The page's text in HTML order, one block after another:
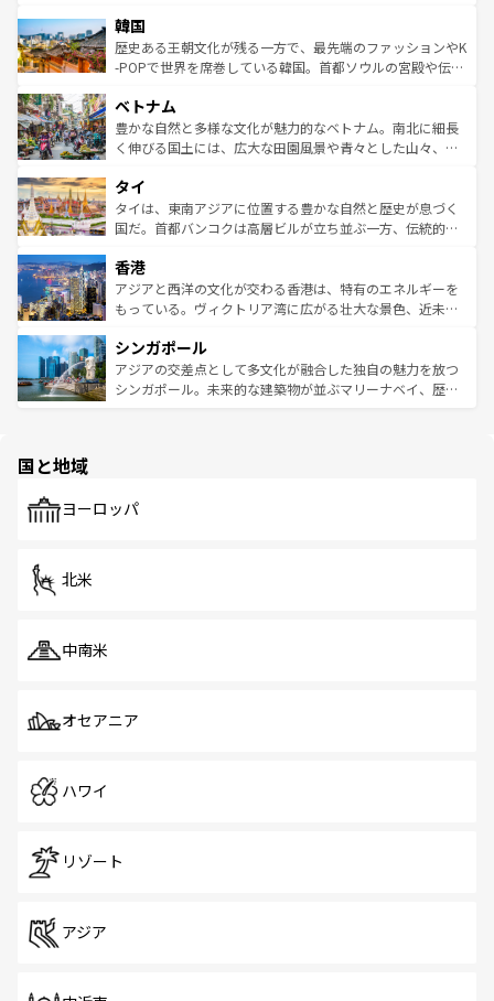
ワイを、存分に味わってほしい。 なお、新着のハワイ情報
はコンテンツ一覧を参照してほしい。
いる。アクティビティも充実しており、サーフィンやダイ
ビング、ハイキングなど、アウトドア好きにはたまらな
い。オーストラリアの多彩な魅力を存分に味わいつくそ
参照してほしい。
ン）、静ひつな山岳地帯である台湾東部など、都市の喧騒
と山間の静けさが共存しており、訪れる人に新しい発見と
驚きをもたらしてくれる。また、奥深い台湾の食文化も魅
容にもいいと評判のスイーツなど、バラエティ豊かな料理
が味わえる。 なお、新着の台湾情報は コンテンツ一覧を参
照してほしい。
韓国
歴史ある王朝文化が残る一方で、最先端のファッションやK
-POPで世界を席巻している韓国。首都ソウルの宮殿や伝統
き、地方に足を延ばせば四季折々の自然美を楽しむことが
できる。そして、キムチや焼肉、絶品のストリートフード
まで、さまざまな韓国料理が待っている。夜には、韓国な
リティに包まれながら、韓国の多彩な魅力を心ゆくまで味
わってみてほしい。 なお、新着の韓国情報はコンテンツ一
覧を参照してほしい。
ベトナム
豊かな自然と多様な文化が魅力的なベトナム。南北に細長
く伸びる国土には、広大な田園風景や青々とした山々、世
急速な発展と共に伝統が息づく。ハノイの古い町並みやホ
ーチミン市のフランス統治時代の建物も、独特の雰囲気を
醸し出している。また、バラエティの豊かさとおいしさで
とつ。フォーやバインミー、ベトナムコーヒーなどは、ぜ
ひ現地で味わいたい。どの地域を訪れてもあたたかい人々
が旅行者を迎えてくれるので、きっと忘れられない旅にな
参照してほしい。
タイ
タイは、東南アジアに位置する豊かな自然と歴史が息づく
国だ。首都バンコクは高層ビルが立ち並ぶ一方、伝統的な
の活気が交差している。北部ではチェンマイなどの山岳地
帯で自然と触れ合い、南部ではプーケットやクラビの美し
いビーチでリゾート気分を楽しむことができる。タイ料理
激する。気候は一年中温暖で、どの季節にも異なる楽しみ
が待っている。親しみやすいタイの人々、仏教を中心とし
た文化、そして多様な観光資源が、訪れる旅人を魅了し続
香港
アジアと西洋の文化が交わる香港は、特有のエネルギーを
もっている。ヴィクトリア湾に広がる壮大な景色、近未来
み、どこを訪れても感動するはず。観光スポットが密集し
ており、効率よく見どころを回れるのも魅力。息をのむよ
うな絶景から文化的な体験まで、香港を存分に楽しみ尽く
シンガポール
アジアの交差点として多文化が融合した独自の魅力を放つ
シンガポール。未来的な建築物が並ぶマリーナベイ、歴史
で、ホーカーズは地元の風情を楽しめる外せないスポット
国と地域
ヨーロッパ
北米
中南米
オセアニア
ハワイ
リゾート
アジア